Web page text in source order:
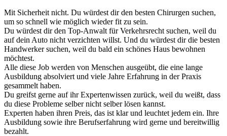
Mit Sicherheit nicht. Du würdest dir den besten Chirurgen suchen,
um so schnell wie möglich wieder fit zu sein.
Du würdest dir den Top-Anwalt für Verkehrsrecht suchen, weil du
auf dein Auto nicht verzichten willst. Und du würdest dir die besten
Handwerker suchen, weil du bald ein schönes Haus bewohnen
möchtest.
Alle diese Job werden von Menschen ausgeübt, die eine lange
Ausbildung absolviert und viele Jahre Erfahrung in der Praxis
gesammelt haben.
Du greifst gerne auf ihr Expertenwissen zurück, weil du weißt, dass
du diese Probleme selber nicht selber lösen kannst.
Experten haben ihren Preis, das ist klar und leuchtet jedem ein. Ihre
Ausbildung sowie ihre Berufserfahrung wird gerne und bereitwillig
bezahlt.